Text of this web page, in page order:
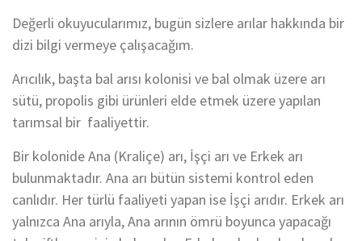
Değerli okuyucularımız, bugün sizlere arılar hakkında bir
dizi bilgi vermeye çalışacağım.
Arıcılık, başta bal arısı kolonisi ve bal olmak üzere arı
sütü, propolis gibi ürünleri elde etmek üzere yapılan
tarımsal bir faaliyettir.
Bir kolonide Ana (Kraliçe) arı, İşçi arı ve Erkek arı
bulunmaktadır. Ana arı bütün sistemi kontrol eden
canlıdır. Her türlü faaliyeti yapan ise İşçi arıdır. Erkek arı
yalnızca Ana arıyla, Ana arının ömrü boyunca yapacağı